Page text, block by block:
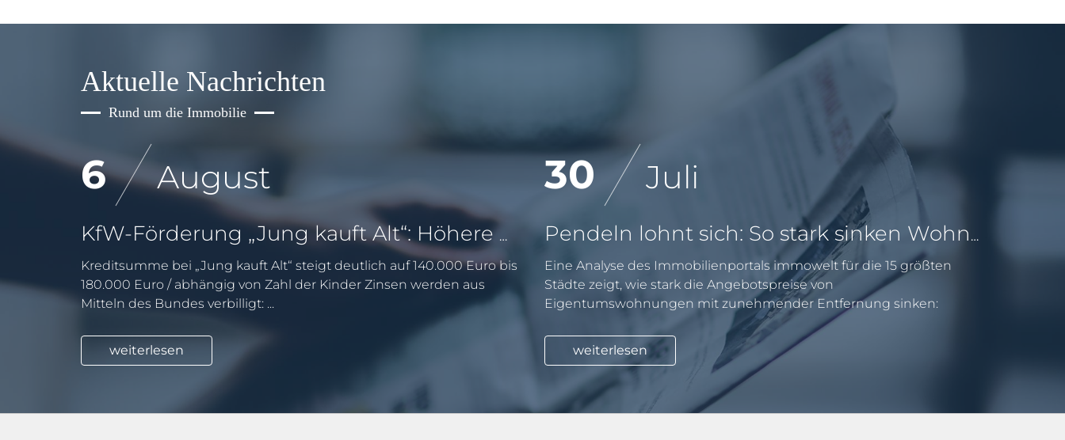
Aktuelle Nachrichten
Rund um die Immobilie
6 August
KfW-Förderung „Jung kauft Alt“: Höhere Kredite ab August 2026
Kreditsumme bei „Jung kauft Alt“ steigt deutlich auf 140.000 Euro bis
180.000 Euro / abhängig von Zahl der Kinder Zinsen werden aus
Mitteln des Bundes verbilligt: ...
weiterlesen
30 Juli
Pendeln lohnt sich: So stark sinken Wohnungspreise im Umland
Eine Analyse des Immobilienportals immowelt für die 15 größten
Städte zeigt, wie stark die Angebotspreise von
Eigentumswohnungen mit zunehmender Entfernung sinken:
weiterlesen